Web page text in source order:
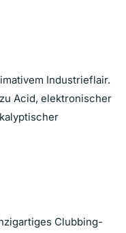
Industrieflair.
Acid, elektronischer
Clubbing-